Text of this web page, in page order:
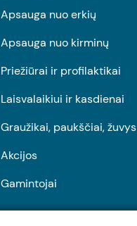
Apsauga nuo erkių
Apsauga nuo kirminų
Priežiūrai ir profilaktikai
Laisvalaikiui ir kasdienai
Graužikai, paukščiai, žuvys
Akcijos
Gamintojai